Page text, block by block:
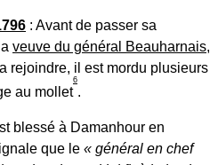
: Avant de passer sa
veuve du général Beauharnais,
rejoindre, il est mordu plusieurs
au mollet
6
.
blessé à Damanhour en
que le
général en chef